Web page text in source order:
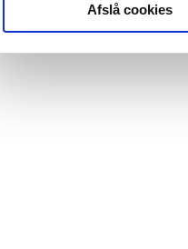
Afslå cookies